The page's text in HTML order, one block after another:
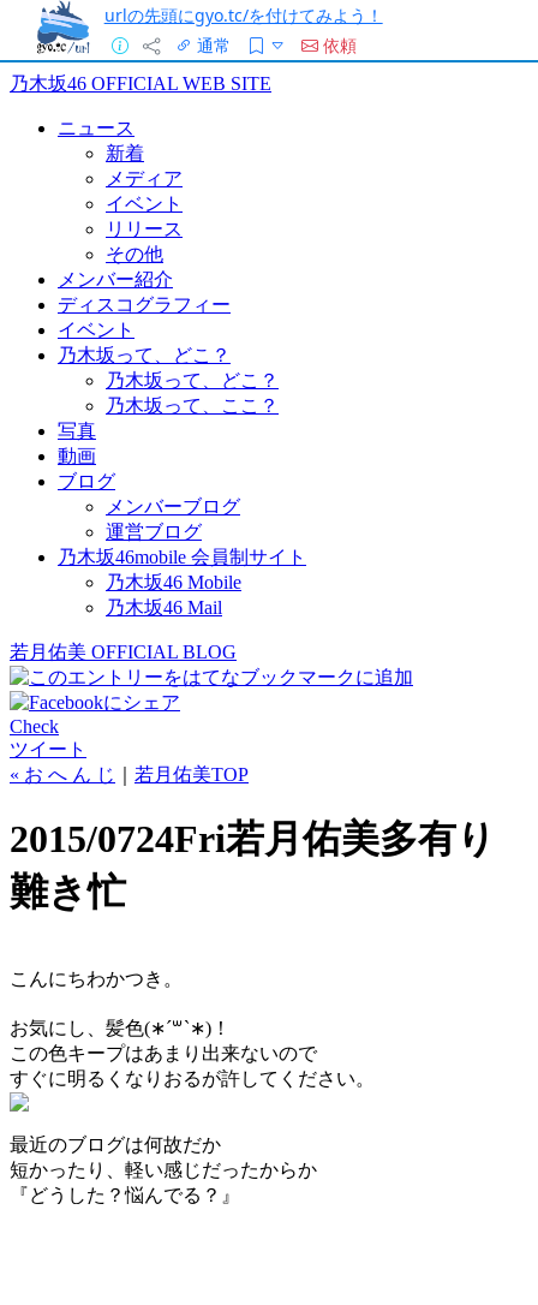
urlの先頭にgyo.tc/を付けてみよう！
通常
依頼